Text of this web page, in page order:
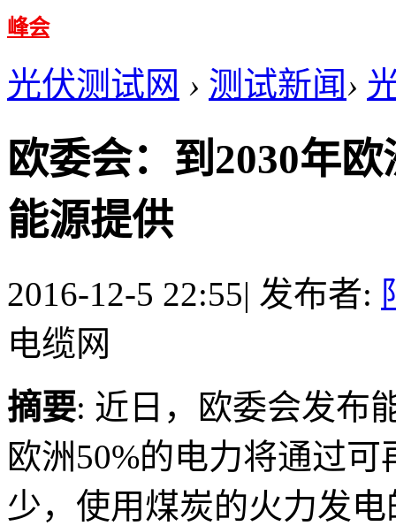
峰会
光伏测试网 › 测试新闻›
欧委会：到2030年
能源提供
2016-12-5 22:55| 发布者:
电缆网
摘要: 近日，欧委会发布
欧洲50%的电力将通过
少，使用煤炭的火力发